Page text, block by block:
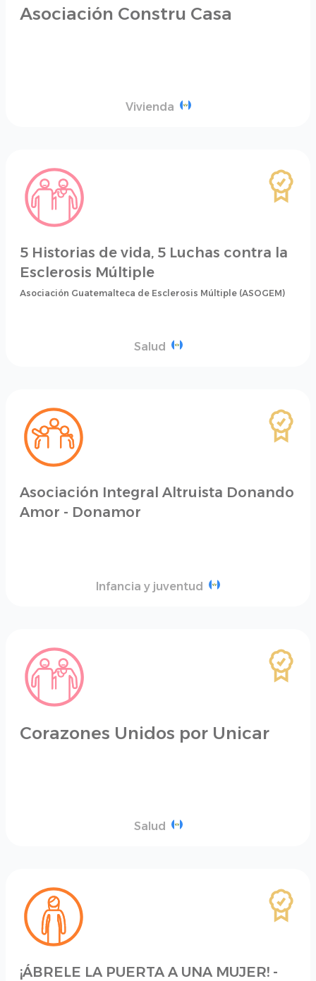
Asociación Constru Casa
Vivienda
5 Historias de vida, 5 Luchas contra la
Esclerosis Múltiple
Asociación Guatemalteca de Esclerosis Múltiple (ASOGEM)
Salud
Asociación Integral Altruista Donando
Amor - Donamor
Infancia y juventud
Corazones Unidos por Unicar
Salud
¡ÁBRELE LA PUERTA A UNA MUJER! -